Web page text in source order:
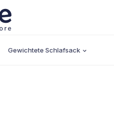
Gewichtete Schlafsack